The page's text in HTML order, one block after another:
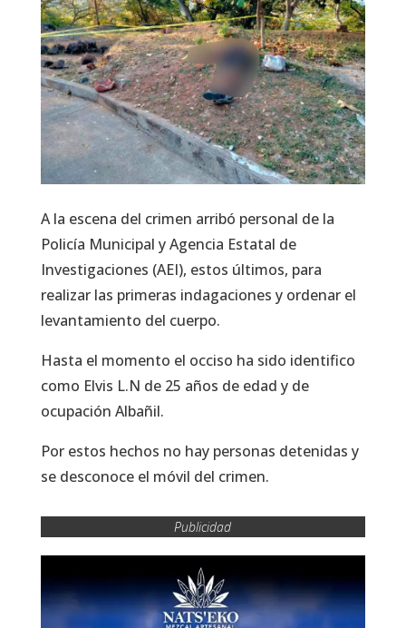
A la escena del crimen arribó personal de la
Policía Municipal y Agencia Estatal de
Investigaciones (AEI), estos últimos, para
realizar las primeras indagaciones y ordenar el
levantamiento del cuerpo.
Hasta el momento el occiso ha sido identifico
como Elvis L.N de 25 años de edad y de
ocupación Albañil.
Por estos hechos no hay personas detenidas y
se desconoce el móvil del crimen.
Publicidad